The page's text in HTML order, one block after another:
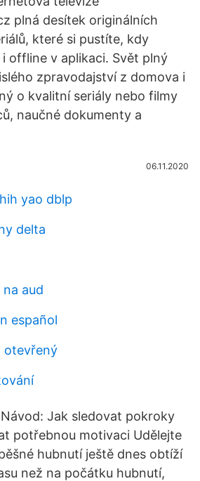
plná desítek originálních
které si pustíte, kdy
offline v aplikaci. Svět plný
zpravodajství z domova i
o kvalitní seriály nebo filmy
naučné dokumenty a
06.11.2020
yao dblp
delta
aud
español
otevřený
Jak sledovat pokroky
potřebnou motivaci Udělejte
hubnutí ještě dnes obtíží
než na počátku hubnutí,